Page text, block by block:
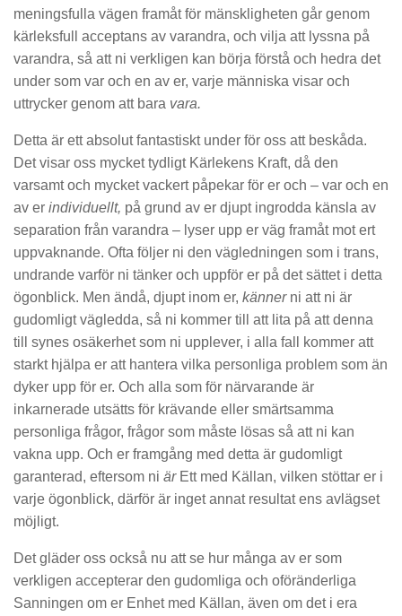
meningsfulla vägen framåt för mänskligheten går genom
kärleksfull acceptans av varandra, och vilja att lyssna på
varandra, så att ni verkligen kan börja förstå och hedra det
under som var och en av er, varje människa visar och
uttrycker genom att bara vara.
Detta är ett absolut fantastiskt under för oss att beskåda.
Det visar oss mycket tydligt Kärlekens Kraft, då den
varsamt och mycket vackert påpekar för er och – var och en
av er individuellt, på grund av er djupt ingrodda känsla av
separation från varandra – lyser upp er väg framåt mot ert
uppvaknande. Ofta följer ni den vägledningen som i trans,
undrande varför ni tänker och uppför er på det sättet i detta
ögonblick. Men ändå, djupt inom er, känner ni att ni är
gudomligt vägledda, så ni kommer till att lita på att denna
till synes osäkerhet som ni upplever, i alla fall kommer att
starkt hjälpa er att hantera vilka personliga problem som än
dyker upp för er. Och alla som för närvarande är
inkarnerade utsätts för krävande eller smärtsamma
personliga frågor, frågor som måste lösas så att ni kan
vakna upp. Och er framgång med detta är gudomligt
garanterad, eftersom ni ärEtt med Källan, vilken stöttar er i
varje ögonblick, därför är inget annat resultat ens avlägset
möjligt.
Det gläder oss också nu att se hur många av er som
verkligen accepterar den gudomliga och oföränderliga
Sanningen om er Enhet med Källan, även om det i era